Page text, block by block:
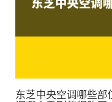
东芝中央空调哪些